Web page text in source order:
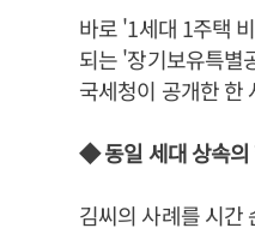
바로 '1세대 1주택
되는 '장기보유특별
국세청이 공개한 한
◆ 동일 세대 상속의
김씨의 사례를 시간